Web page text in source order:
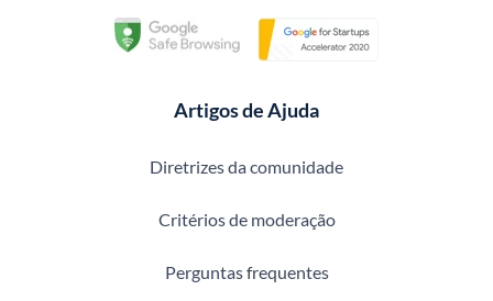
Artigos de Ajuda
Diretrizes da comunidade
Critérios de moderação
Perguntas frequentes